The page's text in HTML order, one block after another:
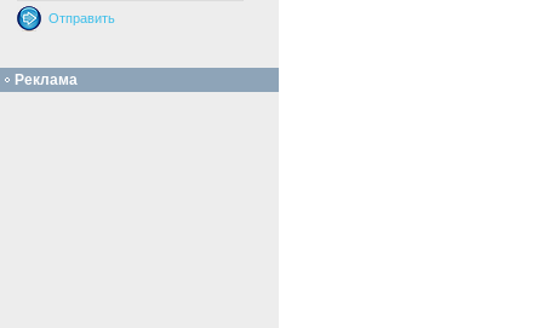
Реклама